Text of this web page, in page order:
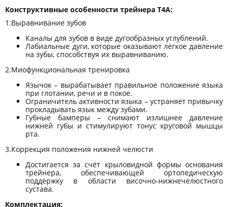
Конструктивные особенности трейнера Т4А:
1.Выравнивание зубов
Каналы для зубов в виде дугообразных углублений.
Лабиальные дуги, которые оказывают лёгкое давление
на зубы, способствуя их выравниванию.
2.Миофункциональная тренировка
Язычок – вырабатывает правильное положение языка
при глотании, речи и в покое.
Ограничитель активности языка – устраняет привычку
прокладывать язык между зубами.
Губные бамперы – снимают излишнее давление
нижней губы и стимулируют тонус круговой мышцы
рта.
3.Коррекция положения нижней челюсти
Достигается за счёт крыловидной формы основания
трейнера, обеспечивающей ортопедическую
поддержку в области височно-нижнечелюстного
сустава.
Комплектация: